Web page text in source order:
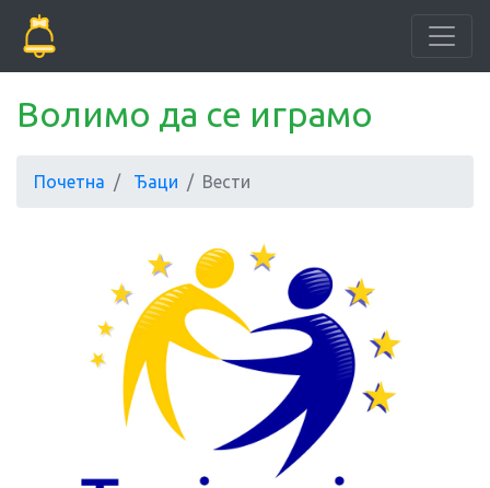
Волимо да се играмо
Почетна Ђаци Вести